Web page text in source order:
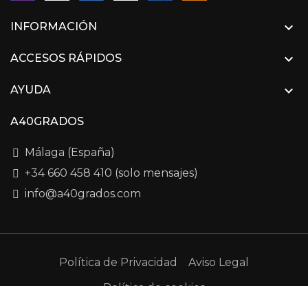
INFORMACIÓN 
ACCESOS RÁPIDOS 
AYUDA 
A40GRADOS
Málaga (España)
+34 660 458 410 (solo mensajes)
info@a40grados.com
Política de Privacidad
Aviso Legal